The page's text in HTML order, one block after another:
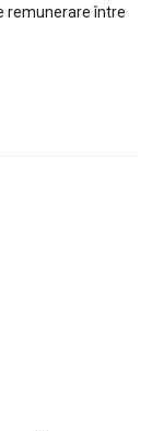
remunerare între